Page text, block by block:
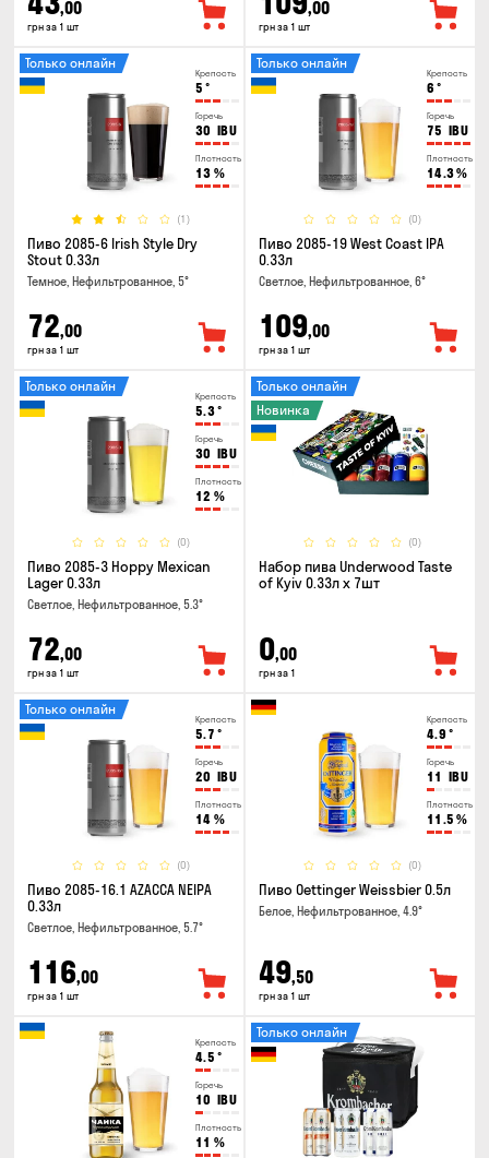
,00
грн за 1 шт
,00
грн за 1 шт
Крепость
5 °
Горечь
30 IBU
Плотность
13 %
(1)
Только онлайн
Пиво 2085-6 Irish Style Dry
Stout 0.33л
Темное, Нефильтрованное, 5°
72,00
грн за 1 шт
Крепость
6 °
Горечь
75 IBU
Плотность
14.3%
(0)
Только онлайн
Пиво 2085-19 West Coast IPA
0.33л
Светлое, Нефильтрованное, 6°
109,00
грн за 1 шт
Крепость
5.3°
Горечь
30 IBU
Плотность
12 %
(0)
Только онлайн
Пиво 2085-3 Hoppy Mexican
Lager 0.33л
Светлое, Нефильтрованное, 5.3°
72,00
грн за 1 шт
(0)
Только онлайн
Новинка
Набор пива Underwood Taste
of Kyiv 0.33л x 7шт
0,00
грн за 1
Крепость
5.7 °
Горечь
20 IBU
Плотность
14 %
(0)
Только онлайн
Пиво 2085-16.1 AZACCA NEIPA
0.33л
Светлое, Нефильтрованное, 5.7°
116,00
грн за 1 шт
Крепость
4.9 °
Горечь
11 IBU
Плотность
11.5 %
(0)
Пиво Oettinger Weissbier 0.5л
Белое, Нефильтрованное, 4.9°
49,50
грн за 1 шт
Крепость
4.5 °
Горечь
10 IBU
Плотность
11 %
Только онлайн